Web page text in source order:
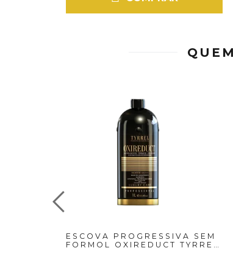
ESCOVA PROGRESSIVA SEM
FORMOL OXIREDUCT TYRREL